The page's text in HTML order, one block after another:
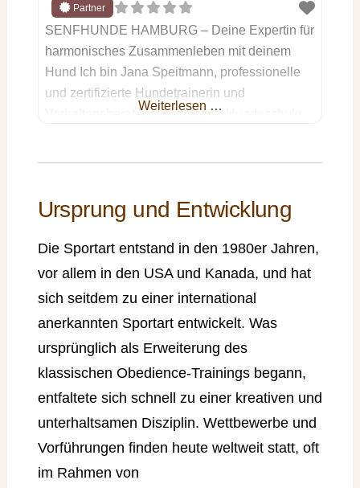
SENFHUNDE HAMBURG – Deine Expertin für
harmonisches Zusammenleben mit deinem
Hund Ich bin Jana Speitmann, professionelle
und zertifizierte Hundetrainerin und
Verhaltensberaterin. Mit meiner Hundeschule
Aggressionsverhalten brauchst oder einfach
Mein Training
Weiterlesen …
Ursprung und Entwicklung
Die Sportart entstand in den 1980er Jahren,
vor allem in den USA und Kanada, und hat
sich seitdem zu einer international
anerkannten Sportart entwickelt. Was
ursprünglich als Erweiterung des
klassischen Obedience-Trainings begann,
entfaltete sich schnell zu einer kreativen und
unterhaltsamen Disziplin. Wettbewerbe und
Vorführungen finden heute weltweit statt, oft
im Rahmen von